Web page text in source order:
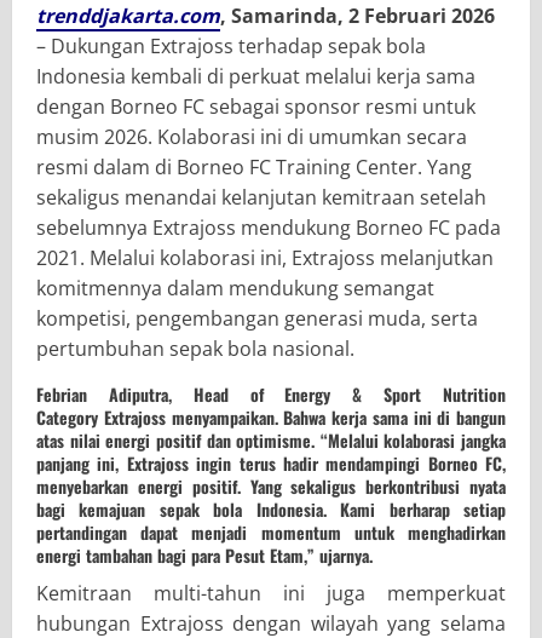
trenddjakarta.com, Samarinda, 2 Februari 2026
– Dukungan Extrajoss terhadap sepak bola
Indonesia kembali di perkuat melalui kerja sama
dengan Borneo FC sebagai sponsor resmi untuk
musim 2026. Kolaborasi ini di umumkan secara
resmi dalam di Borneo FC Training Center. Yang
sekaligus menandai kelanjutan kemitraan setelah
sebelumnya Extrajoss mendukung Borneo FC pada
2021. Melalui kolaborasi ini, Extrajoss melanjutkan
komitmennya dalam mendukung semangat
kompetisi, pengembangan generasi muda, serta
pertumbuhan sepak bola nasional.
Febrian Adiputra, Head of Energy & Sport Nutrition
Category Extrajoss menyampaikan. Bahwa kerja sama ini di bangun
atas nilai energi positif dan optimisme. “Melalui kolaborasi jangka
panjang ini, Extrajoss ingin terus hadir mendampingi Borneo FC,
menyebarkan energi positif. Yang sekaligus berkontribusi nyata
bagi kemajuan sepak bola Indonesia. Kami berharap setiap
pertandingan dapat menjadi momentum untuk menghadirkan
energi tambahan bagi para Pesut Etam,” ujarnya.
Kemitraan multi-tahun ini juga memperkuat
hubungan Extrajoss dengan wilayah yang selama